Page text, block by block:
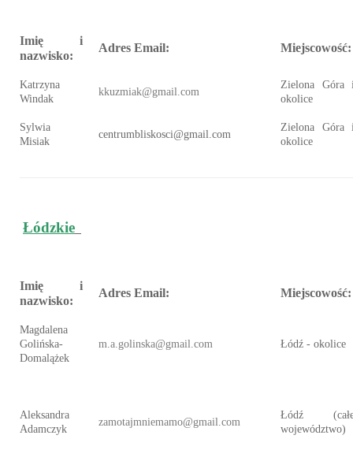
Imię i
nazwisko:
Adres Email: Miejscowość:
Katrzyna
Windak
kkuzmiak@gmail.com
Zielona Góra
okolice
Sylwia
Misiak
centrumbliskosci@gmail.com
Zielona Góra
okolice
Łódzkie
Imię i
nazwisko:
Adres Email: Miejscowość:
Magdalena
Golińska-
Domalążek
m.a.golinska@gmail.com Łódź - okolice
Aleksandra
Adamczyk
zamotajmniemamo@gmail.com
Łódź
województwo)